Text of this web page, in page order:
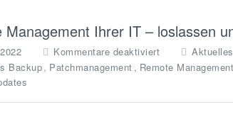
Management Ihrer IT – loslassen
Kommentare deaktiviert
ü
e
Aktuelles
Backup, Patchmanagement , Remote Management